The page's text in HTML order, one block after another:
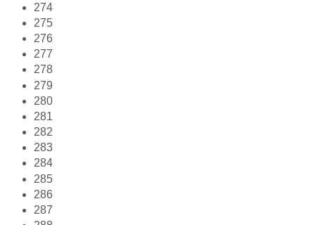
274
275
276
277
278
279
280
281
282
283
284
285
286
287